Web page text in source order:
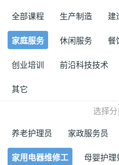
全部课程
生产制造 建
家庭服务 休闲服务 餐
创业培训 前沿科技技术
其它
选择分
养老护理员
家政服务员
家用电器维修工 母婴护理